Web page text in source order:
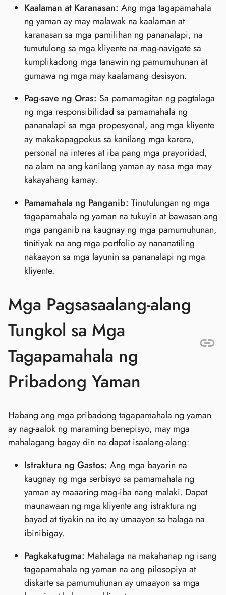
Kaalaman at Karanasan: Ang mga tagapamahala
ng yaman ay may malawak na kaalaman at
karanasan sa mga pamilihan ng pananalapi, na
tumutulong sa mga kliyente na mag-navigate sa
kumplikadong mga tanawin ng pamumuhunan at
gumawa ng mga may kaalamang desisyon.
Pag-save ng Oras: Sa pamamagitan ng pagtalaga
ng mga responsibilidad sa pamamahala ng
pananalapi sa mga propesyonal, ang mga kliyente
ay makakapagpokus sa kanilang mga karera,
personal na interes at iba pang mga prayoridad,
na alam na ang kanilang yaman ay nasa mga may
kakayahang kamay.
Pamamahala ng Panganib: Tinutulungan ng mga
tagapamahala ng yaman na tukuyin at bawasan ang
mga panganib na kaugnay ng mga pamumuhunan,
tinitiyak na ang mga portfolio ay nananatiling
nakaayon sa mga layunin sa pananalapi ng mga
kliyente.
Mga Pagsasaalang-alang
Tungkol sa Mga
Tagapamahala ng
Pribadong Yaman
Habang ang mga pribadong tagapamahala ng yaman
ay nag-aalok ng maraming benepisyo, may mga
mahalagang bagay din na dapat isaalang-alang:
Istraktura ng Gastos: Ang mga bayarin na
kaugnay ng mga serbisyo sa pamamahala ng
yaman ay maaaring mag-iba nang malaki. Dapat
maunawaan ng mga kliyente ang istraktura ng
bayad at tiyakin na ito ay umaayon sa halaga na
ibinibigay.
Pagkakatugma: Mahalaga na makahanap ng isang
tagapamahala ng yaman na ang pilosopiya at
diskarte sa pamumuhunan ay umaayon sa mga